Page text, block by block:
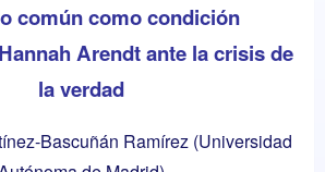
común como condición
Arendt ante la crisis de
la verdad
Bascuñán Ramírez (Universidad